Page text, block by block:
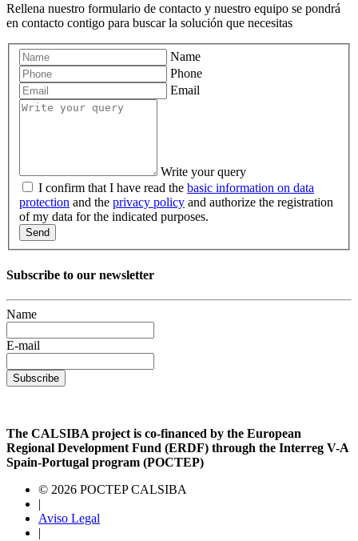
Rellena nuestro formulario de contacto y nuestro equipo se pondrá
en contacto contigo para buscar la solución que necesitas
Name
Phone
Email
Write your query
I confirm that I have read the basic information on data
protection and the privacy policy and authorize the registration
of my data for the indicated purposes.
Send
Subscribe to our newsletter
Name
E-mail
Subscribe
The CALSIBA project is co-financed by the European
Regional Development Fund (ERDF) through the Interreg V-A
Spain-Portugal program (POCTEP)
© 2026 POCTEP CALSIBA
|
Aviso Legal
|